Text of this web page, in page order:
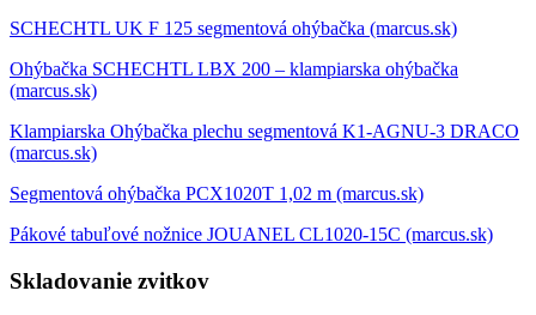
SCHECHTL UK F 125 segmentová ohýbačka (marcus.sk)
Ohýbačka SCHECHTL LBX 200 – klampiarska ohýbačka
(marcus.sk)
Klampiarska Ohýbačka plechu segmentová K1-AGNU-3 DRACO
(marcus.sk)
Segmentová ohýbačka PCX1020T 1,02 m (marcus.sk)
Pákové tabuľové nožnice JOUANEL CL1020-15C (marcus.sk)
Skladovanie zvitkov